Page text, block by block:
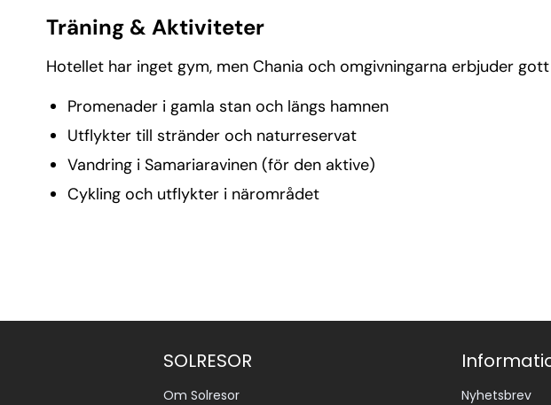
Träning & Aktiviteter
Hotellet har inget gym, men Chania och omgivningarna erbjuder
Promenader i gamla stan och längs hamnen
Utflykter till stränder och naturreservat
Vandring i Samariaravinen (för den aktive)
Cykling och utflykter i närområdet
SOLRESOR
Om Solresor
Nyhetsbrev